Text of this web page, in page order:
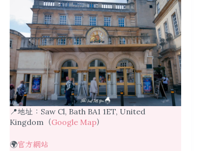
📍地址：Saw Cl, Bath BA1 1ET, United
Kingdom（Google Map）
🌍官方網站